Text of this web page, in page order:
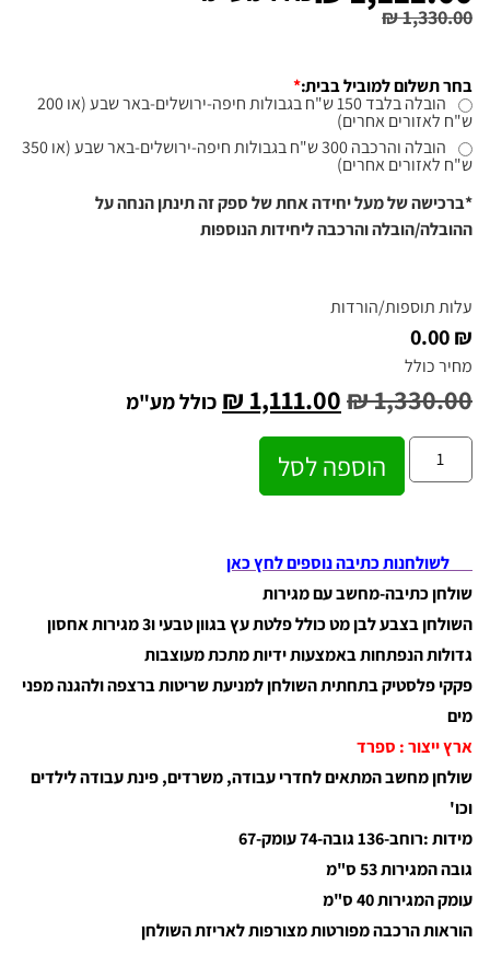
₪1,330.00
בחר תשלום למוביל בבית:*
הובלה בלבד 150 ש"ח בגבולות חיפה-ירושלים-באר שבע (או 200
ש"ח לאזורים אחרים)
הובלה והרכבה 300 ש"ח בגבולות חיפה-ירושלים-באר שבע (או 350
ש"ח לאזורים אחרים)
*ברכישה של מעל יחידה אחת של ספק זה תינתן הנחה על
ההובלה/הובלה והרכבה ליחידות הנוספות
עלות תוספות/הורדות
₪ 0.00
מחיר כולל
₪1,330.00
₪ 1,111.00 כולל מע"מ
הוספה לסל
לשולחנות כתיבה נוספים לחץ כאן
שולחן כתיבה-מחשב עם מגירות
השולחן בצבע לבן מט כולל פלטת עץ בגוון טבעי ו3 מגירות אחסון
גדולות הנפתחות באמצעות ידיות מתכת מעוצבות
פקקי פלסטיק בתחתית השולחן למניעת שריטות ברצפה ולהגנה מפני
מים
ארץ ייצור : ספרד
שולחן מחשב המתאים לחדרי עבודה, משרדים, פינת עבודה לילדים
וכו'
מידות :רוחב-136 גובה-74 עומק-67
גובה המגירות 53 ס"מ
עומק המגירות 40 ס"מ
הוראות הרכבה מפורטות מצורפות לאריזת השולחן